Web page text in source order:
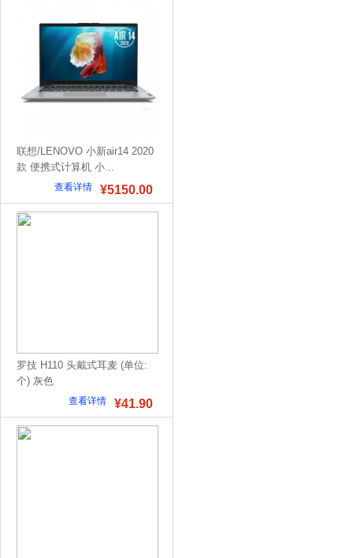
联想/LENOVO 小新air14 2020
款 便携式计算机 小...
¥5150.00
查看详情
罗技 H110 头戴式耳麦 (单位:
个) 灰色
¥41.90
查看详情